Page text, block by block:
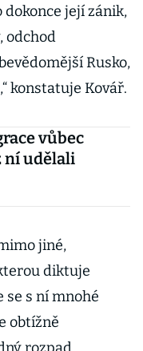
dokonce její zánik,
odchod
Rusko,
konstatuje Kovář.
vůbec
ní udělali
jiné,
diktuje
se s ní mnohé
obtížně